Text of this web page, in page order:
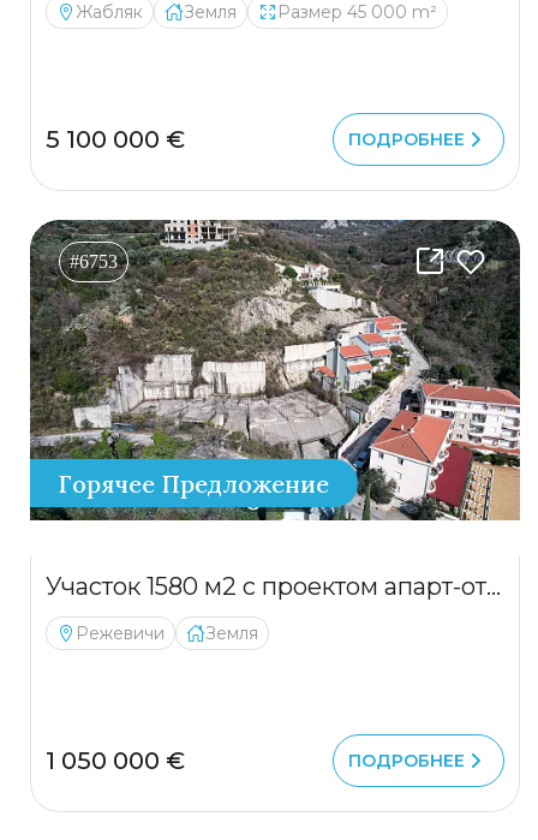
Жабляк Земля Размер 45 000 m²
5 100 000 € ПОДРОБНЕЕ
#6753
Горячее Предложение
Участок 1580 м2 с проектом апарт-отеля в Режевичах
Режевичи Земля
1 050 000 € ПОДРОБНЕЕ